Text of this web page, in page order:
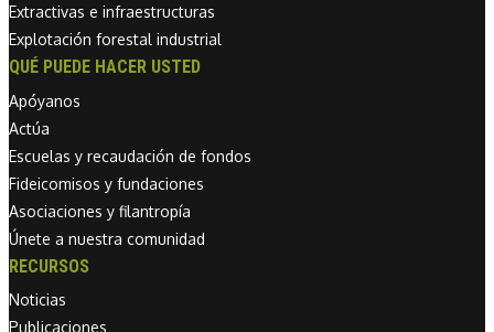
Extractivas e infraestructuras
Explotación forestal industrial
QUÉ PUEDE HACER USTED
Apóyanos
Actúa
Escuelas y recaudación de fondos
Fideicomisos y fundaciones
Asociaciones y filantropía
Únete a nuestra comunidad
RECURSOS
Noticias
Publicaciones